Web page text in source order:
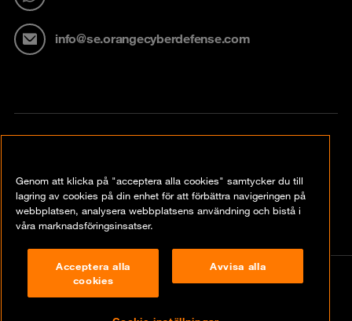
info@se.orangecyberdefense.com
Insikter
© Orange Cyberdefense 2026
Genom att klicka på "acceptera alla cookies" samtycker du till
lagring av cookies på din enhet för att förbättra navigeringen på
webbplatsen, analysera webbplatsens användning och bistå i
våra marknadsföringsinsatser.
Acceptera alla
cookies
Avvisa alla